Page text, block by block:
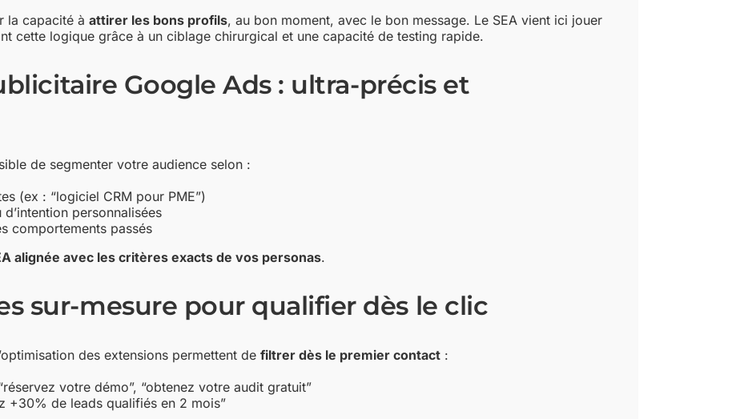
la capacité à attirer les bons profils, au bon moment, avec le bon message. Le SEA vient ici jouer
cette logique grâce à un ciblage chirurgical et une capacité de testing rapide.
Google Ads : ultra-précis et
de segmenter votre audience selon :
(ex : “logiciel CRM pour PME”)
personnalisées
comportements passés
alignée avec les critères exacts de vos personas.
sur-mesure pour qualifier dès le clic
des extensions permettent de filtrer dès le premier contact:
votre démo”, “obtenez votre audit gratuit”
+30% de leads qualifiés en 2 mois”